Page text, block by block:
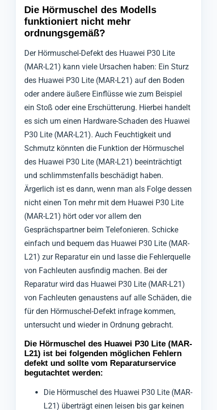
Die Hörmuschel des Modells
funktioniert nicht mehr
ordnungsgemäß?
Der Hörmuschel-Defekt des Huawei P30 Lite
(MAR-L21) kann viele Ursachen haben: Ein Sturz
des Huawei P30 Lite (MAR-L21) auf den Boden
oder andere äußere Einflüsse wie zum Beispiel
ein Stoß oder eine Erschütterung. Hierbei handelt
es sich um einen Hardware-Schaden des Huawei
P30 Lite (MAR-L21). Auch Feuchtigkeit und
Schmutz könnten die Funktion der Hörmuschel
des Huawei P30 Lite (MAR-L21) beeinträchtigt
und schlimmstenfalls beschädigt haben.
Ärgerlich ist es dann, wenn man als Folge dessen
nicht einen Ton mehr mit dem Huawei P30 Lite
(MAR-L21) hört oder vor allem den
Gesprächspartner beim Telefonieren. Schicke
einfach und bequem das Huawei P30 Lite (MAR-
L21) zur Reparatur ein und lasse die Fehlerquelle
von Fachleuten ausfindig machen. Bei der
Reparatur wird das Huawei P30 Lite (MAR-L21)
von Fachleuten genaustens auf alle Schäden, die
für den Hörmuschel-Defekt infrage kommen,
untersucht und wieder in Ordnung gebracht.
Die Hörmuschel des Huawei P30 Lite (MAR-
L21) ist bei folgenden möglichen Fehlern
defekt und sollte vom Reparaturservice
begutachtet werden:
Die Hörmuschel des Huawei P30 Lite (MAR-
L21) überträgt einen leisen bis gar keinen